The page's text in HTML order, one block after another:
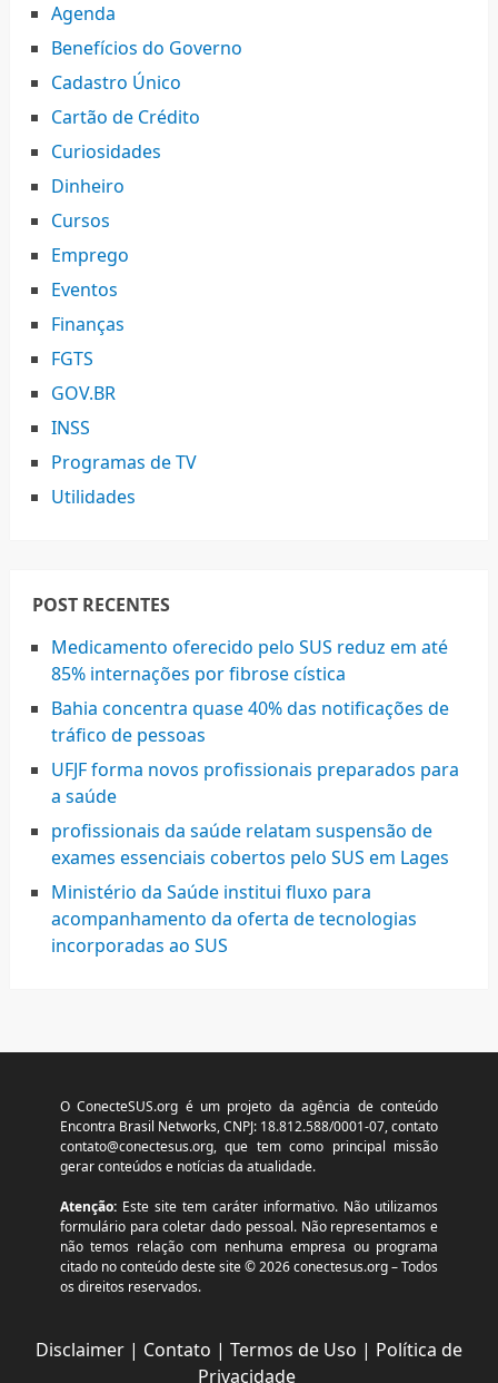
Agenda
Benefícios do Governo
Cadastro Único
Cartão de Crédito
Curiosidades
Dinheiro
Cursos
Emprego
Eventos
Finanças
FGTS
GOV.BR
INSS
Programas de TV
Utilidades
POST RECENTES
Medicamento oferecido pelo SUS reduz em até
85% internações por fibrose cística
Bahia concentra quase 40% das notificações de
tráfico de pessoas
UFJF forma novos profissionais preparados para
a saúde
profissionais da saúde relatam suspensão de
exames essenciais cobertos pelo SUS em Lages
Ministério da Saúde institui fluxo para
acompanhamento da oferta de tecnologias
incorporadas ao SUS
O ConecteSUS.org é um projeto da agência de conteúdo
Encontra Brasil Networks, CNPJ: 18.812.588/0001-07, contato
contato@conectesus.org, que tem como principal missão
gerar conteúdos e notícias da atualidade.
Atenção:Este site tem caráter informativo. Não utilizamos
formulário para coletar dado pessoal. Não representamos e
não temos relação com nenhuma empresa ou programa
citado no conteúdo deste site © 2026 conectesus.org – Todos
os direitos reservados.
Disclaimer| Contato | Termos de Uso | Política de
Privacidade